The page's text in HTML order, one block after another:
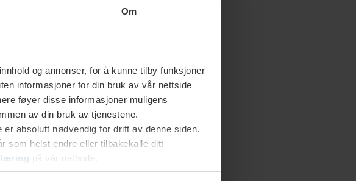
Om
og annonser, for å kunne tilby funksjoner
informasjoner for din bruk av vår nettside
føyer disse informasjoner muligens
av din bruk av tjenestene.
absolutt nødvendig for drift av denne siden.
som helst endre eller tilbakekalle ditt
på vår nettside.